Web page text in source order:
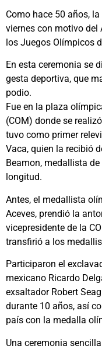
Como hace 50 años,
viernes con motivo del
los Juegos Olímpicos
En esta ceremonia se
gesta deportiva, que
podio.
Fue en la plaza
(COM) donde se
tuvo como primer
Vaca, quien la recibió
Beamon, medallista
longitud.
Antes, el medallista
Aceves, prendió la
vicepresidente de la
transfirió a los
Participaron el
mexicano Ricardo
exsaltador Robert
durante 10 años, así
país con la medalla
Una ceremonia